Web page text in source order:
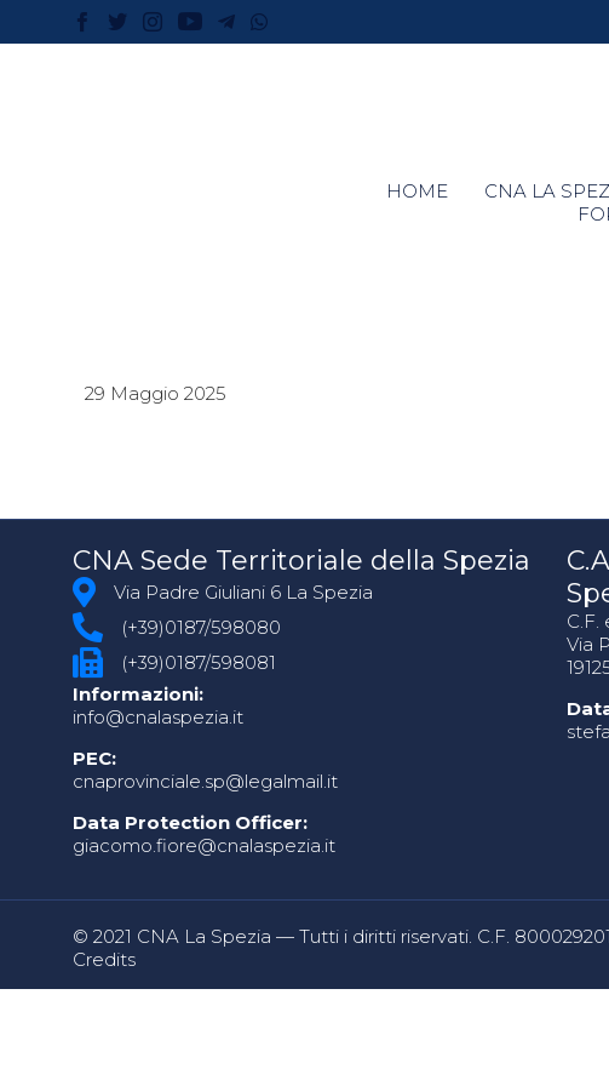
HOME CNA LA
29 Maggio 2025
CNA Sede Territoriale della Spezia
Via Padre Giuliani 6 La Spezia
(+39)0187/598080
(+39)0187/598081
Informazioni:
info@cnalaspezia.it
PEC:
cnaprovinciale.sp@legalmail.it
Data Protection Officer:
giacomo.fiore@cnalaspezia.it
C.F.
Via
© 2021 CNA La Spezia — Tutti i diritti riservati. C.F.
Credits